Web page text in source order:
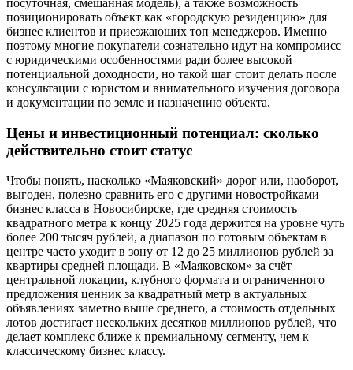
позиционировать объект как «городскую резиденцию» для
бизнес клиентов и приезжающих топ менеджеров. Именно
поэтому многие покупатели сознательно идут на компромисс
с юридическими особенностями ради более высокой
потенциальной доходности, но такой шаг стоит делать после
консультации с юристом и внимательного изучения договора
и документации по земле и назначению объекта.
Цены и инвестиционный потенциал: сколько
действительно стоит статус
Чтобы понять, насколько «Маяковский» дорог или, наоборот,
выгоден, полезно сравнить его с другими новостройками
бизнес класса в Новосибирске, где средняя стоимость
квадратного метра к концу 2025 года держится на уровне чуть
более 200 тысяч рублей, а диапазон по готовым объектам в
центре часто уходит в зону от 12 до 25 миллионов рублей за
квартиры средней площади. В «Маяковском» за счёт
центральной локации, клубного формата и ограниченного
предложения ценник за квадратный метр в актуальных
объявлениях заметно выше среднего, а стоимость отдельных
лотов достигает нескольких десятков миллионов рублей, что
делает комплекс ближе к премиальному сегменту, чем к
классическому бизнес классу.